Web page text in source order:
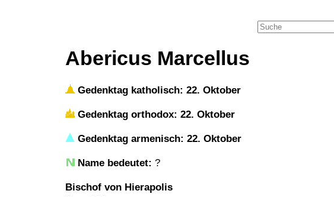
Abericus Marcellus
Gedenktag katholisch: 22. Oktober
Gedenktag orthodox: 22. Oktober
Gedenktag armenisch: 22. Oktober
Name bedeutet: ?
Bischof von Hierapolis